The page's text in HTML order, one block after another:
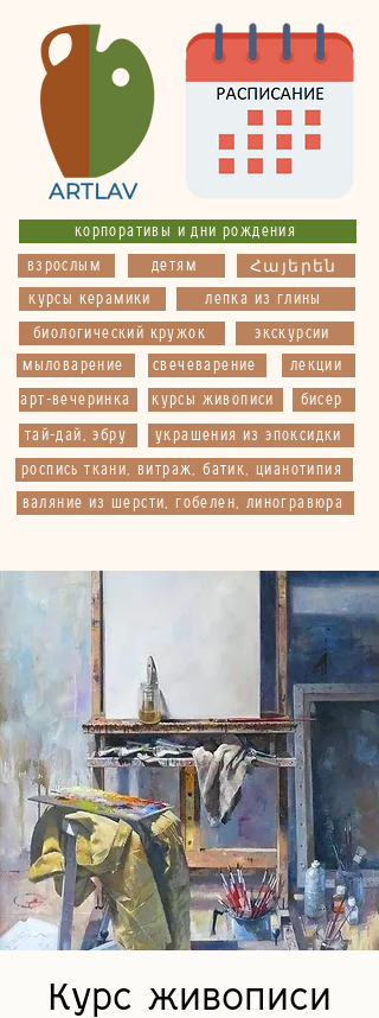
корпоративы и дни рождения
детям
взрослым Հայերեն
украшения из эпоксидки
мыловарение свечеварение
арт-вечеринка бисер
тай-дай, эбру
экскурсии
лепка из глины
роспись ткани, витраж, батик, цианотипия
курсы живописи
лекции
биологический кружок
курсы керамики
валяние из шерсти, гобелен, линогравюра
Курс живописи